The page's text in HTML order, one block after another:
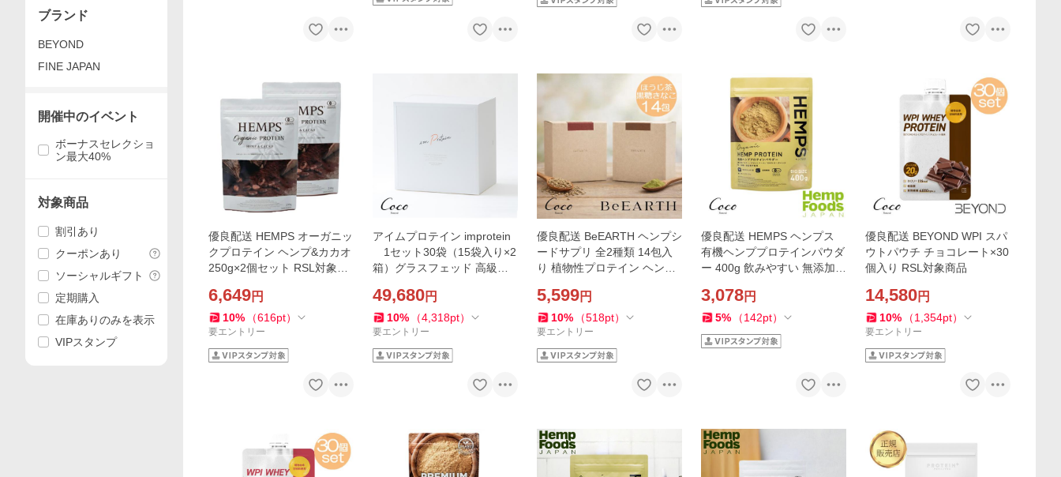
優良配送 HEMPS オーガニッ
クプロテイン ヘンプ&カカオ
250g×2個セット RSL対象商
6,649円
10% （616pt）
要エントリー
アイムプロテイン improtein
1セット30袋（15袋入り×2
箱）グラスフェッド 高級プ
49,680円
10% （4,318pt）
要エントリー
優良配送 BeEARTH ヘンプシ
ードサプリ 全2種類 14包入
り 植物性プロテイン ヘンプ
テイン RSL対象商品
5,599円
10% （518pt）
要エントリー
優良配送 HEMPS ヘンプス
有機ヘンププロテインパウダ
ー 400g 飲みやすい 無添加
須アミノ酸 必須脂肪酸 ミネ
ラル RSL対象商品
3,078円
5% （142pt）
優良配送 BEYOND WPI スパ
ウトパウチ チョコレート×30
個入り RSL対象商品
14,580円
10% （1,354pt）
要エントリー
ブランド
BEYOND
FINE JAPAN
開催中のイベント
ボーナスセレクショ
ン最大40%
対象商品
割引あり
クーポンあり
ソーシャルギフト
定期購入
在庫ありのみを表示
VIPスタンプ